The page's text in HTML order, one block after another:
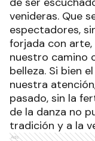
venideras. Que
espectadores,
forjada con
nuestro camino
belleza. Si bien
nuestra
pasado, sin la
de la danza no
tradición y a la
Ads